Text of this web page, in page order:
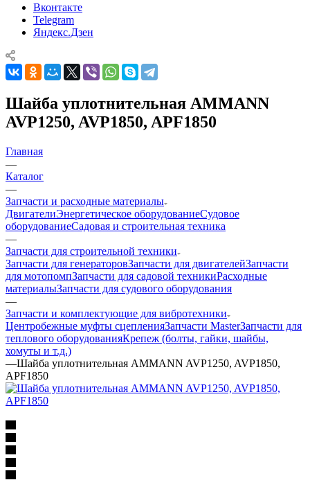
Вконтакте
Telegram
Яндекс.Дзен
Шайба уплотнительная AMMANN
AVP1250, AVP1850, APF1850
Главная
—
Каталог
—
Запчасти и расходные материалы
ДвигателиЭнергетическое оборудованиеСудовое
оборудованиеСадовая и строительная техника
—
Запчасти для строительной техники
Запчасти для генераторовЗапчасти для двигателейЗапчасти
для мотопомпЗапчасти для садовой техникиРасходные
материалыЗапчасти для судового оборудования
—
Запчасти и комплектующие для вибротехники
Центробежные муфты сцепленияЗапчасти MasterЗапчасти для
теплового оборудованияКрепеж (болты, гайки, шайбы,
хомуты и т.д.)
—Шайба уплотнительная AMMANN AVP1250, AVP1850,
APF1850